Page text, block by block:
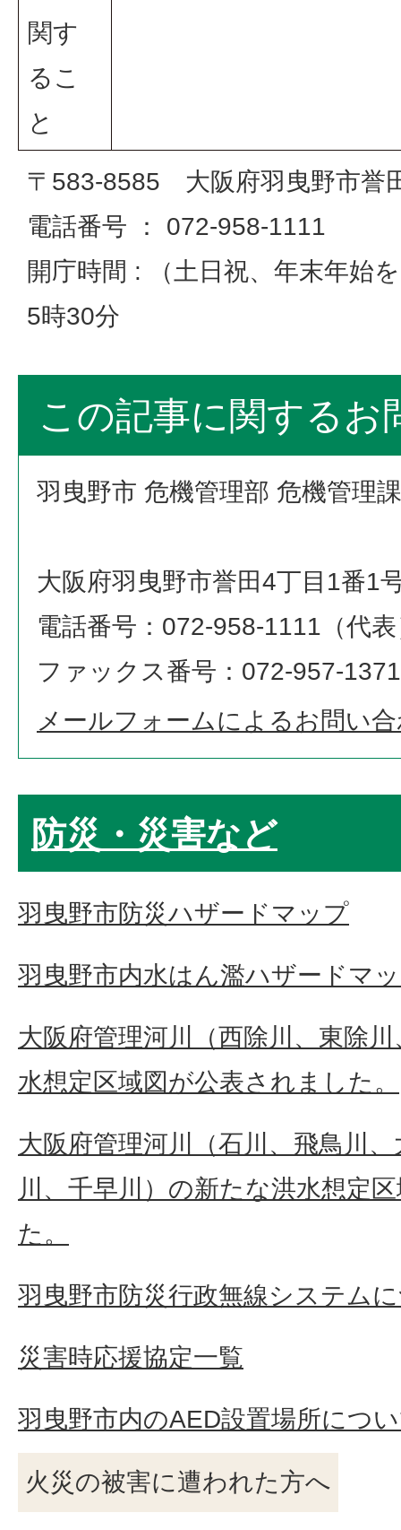
関す
るこ
と
〒583-8585 大阪府羽曳野市誉
電話番号 ： 072-958-1111
開庁時間 : （土日祝、年末年始
5時30分
この記事に関するお
羽曳野市 危機管理部 危機管理課
大阪府羽曳野市誉田4丁目1番1
電話番号：072-958-1111（代
ファックス番号：072-957-1371
メールフォームによるお問い
防災・災害など
羽曳野市防災ハザードマップ
羽曳野市内水はん濫ハザードマ
大阪府管理河川（西除川、東除
水想定区域図が公表されました。
大阪府管理河川（石川、飛鳥川
川、千早川）の新たな洪水想定
た。
羽曳野市防災行政無線システム
災害時応援協定一覧
羽曳野市内のAED設置場所につ
火災の被害に遭われた方へ